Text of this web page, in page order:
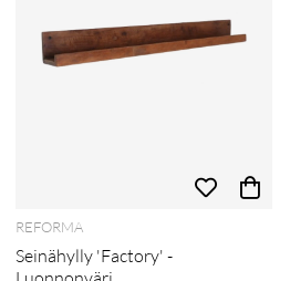
REFORMA
Seinähylly 'Factory' -